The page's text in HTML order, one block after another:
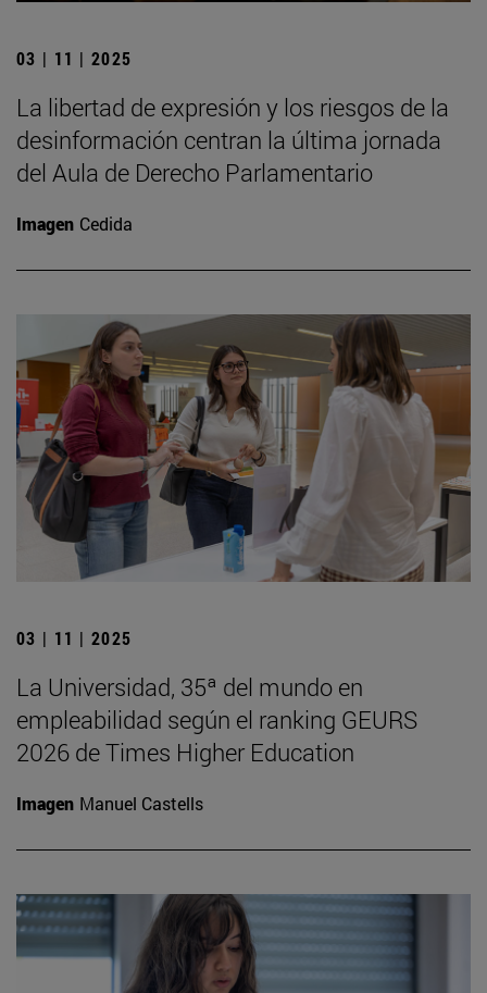
03 | 11 | 2025
La libertad de expresión y los riesgos de la
desinformación centran la última jornada
del Aula de Derecho Parlamentario
Imagen Cedida
03 | 11 | 2025
La Universidad, 35ª del mundo en
empleabilidad según el ranking GEURS
2026 de Times Higher Education
Imagen Manuel Castells